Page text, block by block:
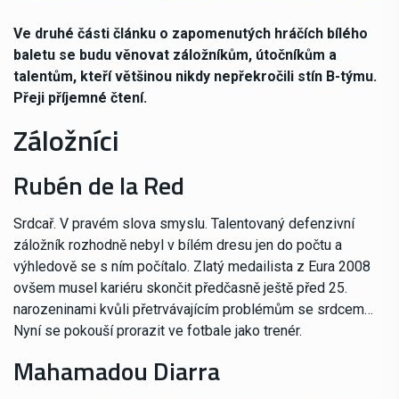
Ve druhé části článku o zapomenutých hráčích bílého
baletu se budu věnovat záložníkům, útočníkům a
talentům, kteří většinou nikdy nepřekročili stín B-týmu.
Přeji příjemné čtení.
Záložníci
Rubén de la Red
Srdcař. V pravém slova smyslu. Talentovaný defenzivní
záložník rozhodně nebyl v bílém dresu jen do počtu a
výhledově se s ním počítalo. Zlatý medailista z Eura 2008
ovšem musel kariéru skončit předčasně ještě před 25.
narozeninami kvůli přetrvávajícím problémům se srdcem…
Nyní se pokouší prorazit ve fotbale jako trenér.
Mahamadou Diarra